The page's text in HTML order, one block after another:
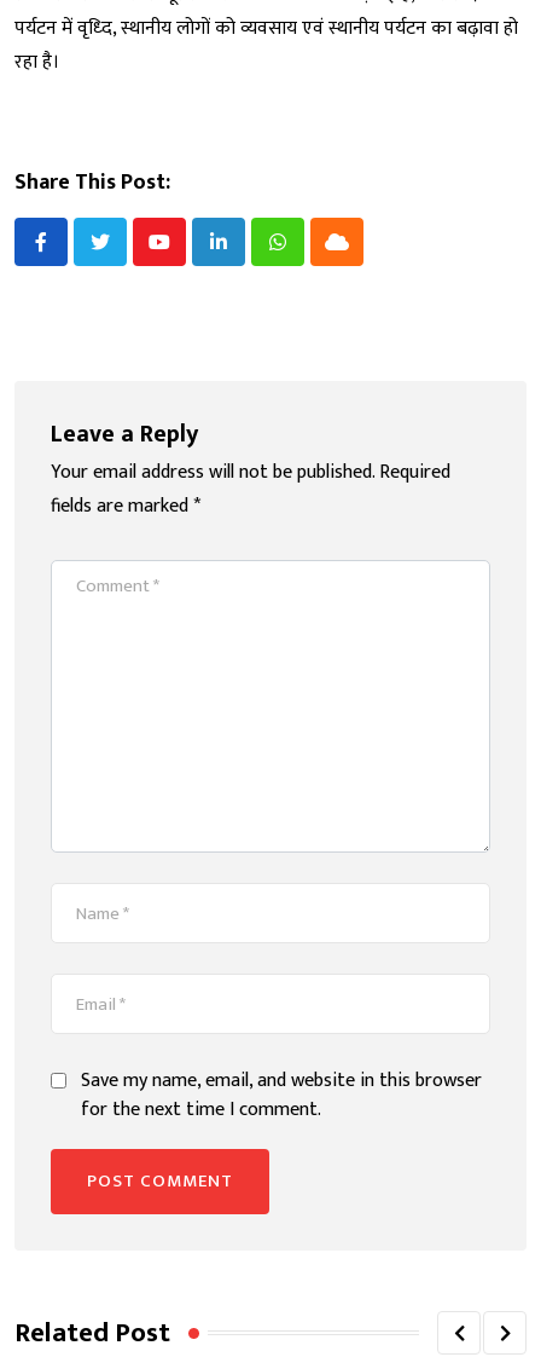
पर्यटन में वृध्दि, स्थानीय लोगों को व्यवसाय एवं स्थानीय पर्यटन का बढ़ावा हो
रहा है।
Share This Post:
YoutubeLinkedInWhatsappCloud
Leave a Reply
Your email address will not be published.Required
fields are marked*
Save my name, email, and website in this browser
for the next time I comment.
Related Post